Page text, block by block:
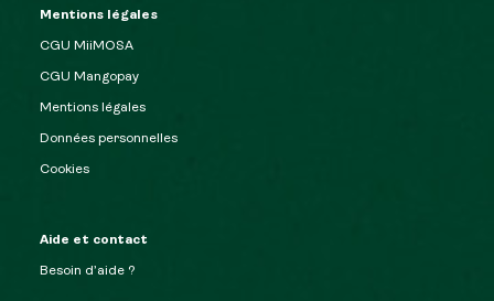
Mentions légales
CGU MiiMOSA
CGU Mangopay
Mentions légales
Données personnelles
Cookies
Aide et contact
Besoin d’aide ?